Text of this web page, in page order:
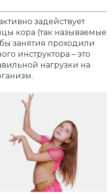
задействует
кора (так называемые
занятия проходили
инструктора – это
нагрузки на